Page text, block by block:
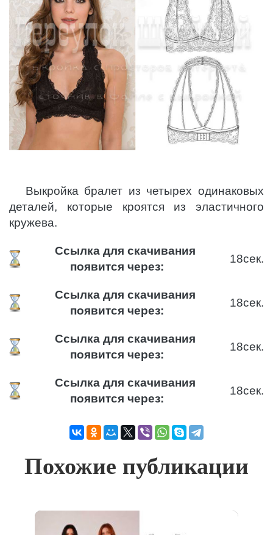
Выкройка бралет из четырех одинаковых
деталей, которые кроятся из эластичного
кружева.
Ссылка для скачивания
появится через:
18сек.
Ссылка для скачивания
появится через:
18сек.
Ссылка для скачивания
появится через:
18сек.
Ссылка для скачивания
появится через:
18сек.
Похожие публикации